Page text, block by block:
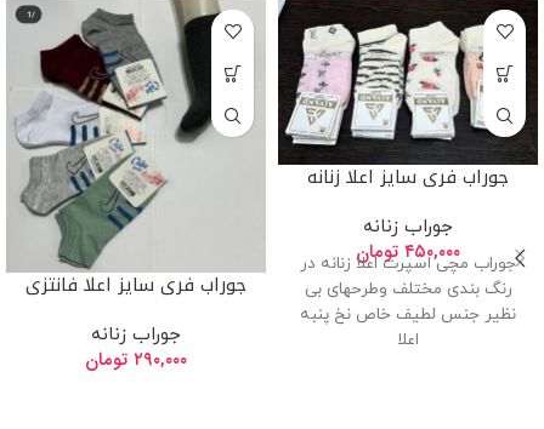
جوراب فری سایز اعلا زنانه
جوراب زنانه
۴۵۰,۰۰۰ تومان
جوراب مچی اسپرت اعلا زنانه در
رنگ بندی مختلف وطرحهای بی
نظیر جنس لطیف خاص نخ پنبه
اعلا
جوراب فری سایز اعلا فانتزی
جوراب زنانه
۲۹۰,۰۰۰ تومان